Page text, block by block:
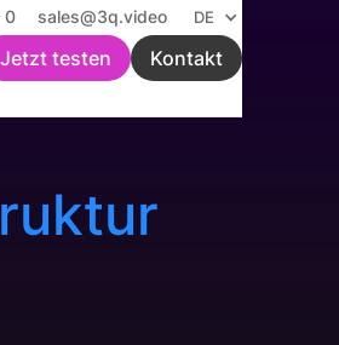
0 sales@3q.video DE
Jetzt testen Kontakt